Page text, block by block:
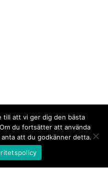
till att vi ger dig den bästa
du fortsätter att använda
att du godkänner detta.